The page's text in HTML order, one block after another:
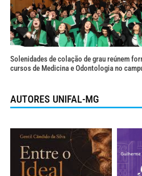
Solenidades de colação de grau reúnem
cursos de Medicina e Odontologia no
AUTORES UNIFAL-MG